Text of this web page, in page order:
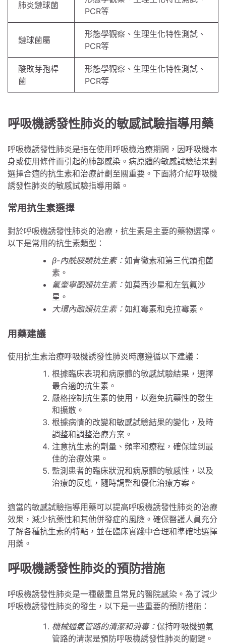
肺炎鏈球菌
PCR等
鏈球菌屬
形態學觀察、生理生化特性測試、
PCR等
酸敗芽孢桿
菌
形態學觀察、生理生化特性測試、
PCR等
呼吸機誘發性肺炎的敏感試驗指導用藥
呼吸機誘發性肺炎是指在使用呼吸機治療期間，因呼吸機本
身或使用條件而引起的肺部感染。病原體的敏感試驗結果對
選擇合適的抗生素和治療計劃至關重要。下面將介紹呼吸機
誘發性肺炎的敏感試驗指導用藥。
常用抗生素選擇
對於呼吸機誘發性肺炎的治療，抗生素是主要的藥物選擇。
以下是常用的抗生素類型：
β-內酰胺類抗生素： 如青黴素和第三代頭孢菌
素。
氟奎寧酮類抗生素： 如莫西沙星和左氧氟沙
星。
大環內酯類抗生素： 如紅霉素和克拉霉素。
用藥建議
使用抗生素治療呼吸機誘發性肺炎時應遵循以下建議：
根據臨床表現和病原體的敏感試驗結果，選擇
最合適的抗生素。
嚴格控制抗生素的使用，以避免抗藥性的發生
和擴散。
根據病情的改變和敏感試驗結果的變化，及時
調整和調整治療方案。
注意抗生素的劑量、頻率和療程，確保達到最
佳的治療效果。
監測患者的臨床狀況和病原體的敏感性，以及
治療的反應，隨時調整和優化治療方案。
適當的敏感試驗指導用藥可以提高呼吸機誘發性肺炎的治療
效果，減少抗藥性和其他併發症的風險。確保醫護人員充分
了解各種抗生素的特點，並在臨床實踐中合理和準確地選擇
用藥。
呼吸機誘發性肺炎的預防措施
呼吸機誘發性肺炎是一種嚴重且常見的醫院感染。為了減少
呼吸機誘發性肺炎的發生，以下是一些重要的預防措施：
機械通氣管路的清潔和消毒： 保持呼吸機通氣
管路的清潔是預防呼吸機誘發性肺炎的關鍵。